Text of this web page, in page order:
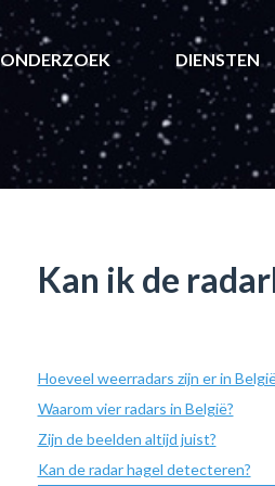
ONDERZOEK DIENSTEN
Kan ik de
Hoeveel weerradars zijn er in
Waarom vier radars in België?
Zijn de beelden altijd juist?
Kan de radar hagel detecteren?